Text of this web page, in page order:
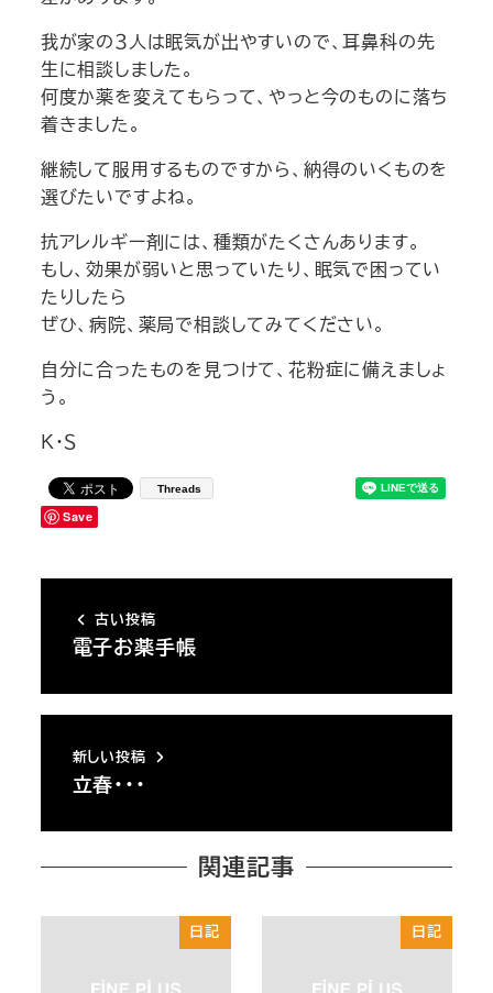
我が家の３人は眠気が出やすいので、耳鼻科の先
生に相談しました。
何度か薬を変えてもらって、やっと今のものに落ち
着きました。
継続して服用するものですから、納得のいくものを
選びたいですよね。
抗アレルギー剤には、種類がたくさんあります。
もし、効果が弱いと思っていたり、眠気で困ってい
たりしたら
ぜひ、病院、薬局で相談してみてください。
自分に合ったものを見つけて、花粉症に備えましょ
う。
Ｋ・Ｓ
Threads
Save
古い投稿
電子お薬手帳
新しい投稿
立春・・・
関連記事
日記 日記